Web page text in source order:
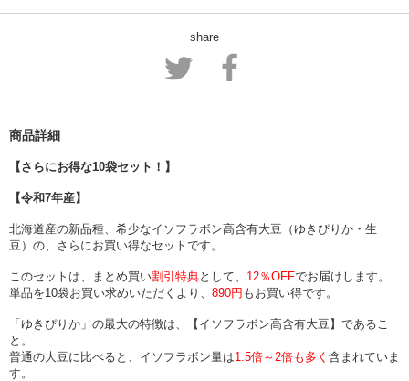
share
商品詳細
【さらにお得な10袋セット！】
【令和7年産】
北海道産の新品種、希少なイソフラボン高含有大豆（ゆきぴりか・生
豆）の、さらにお買い得なセットです。
このセットは、まとめ買い割引特典として、 12％OFFでお届けします。
単品を10袋お買い求めいただくより、 890円 もお買い得です。
「ゆきぴりか」の最大の特徴は、【イソフラボン高含有大豆】であるこ
と。
普通の大豆に比べると、イソフラボン量は1.5倍～2倍も多く 含まれていま
す。